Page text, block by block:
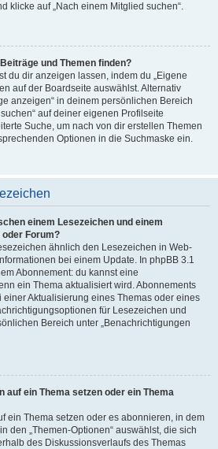
klicke auf „Nach einem Mitglied suchen“.
und Themen finden?
du dir anzeigen lassen, indem du „Eigene
auf der Boardseite auswählst. Alternativ
anzeigen“ in deinem persönlichen Bereich
auf deiner eigenen Profilseite
Suche, um nach von dir erstellen Themen
Optionen in die Suchmaske ein.
einem Lesezeichen und einem
Forum?
ähnlich den Lesezeichen in Web-
bei einem Update. In phpBB 3.1
Abonnement: du kannst eine
ein Thema aktualisiert wird. Abonnements
Aktualisierung eines Themas oder eines
für Lesezeichen und
Bereich unter „Benachrichtigungen
auf ein Thema setzen oder ein Thema
ein Thema setzen oder es abonnieren, in dem
den „Themen-Optionen“ auswählst, die sich
des Diskussionsverlaufs des Themas